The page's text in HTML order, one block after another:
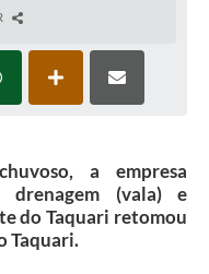
a empresa
drenagem (vala) e
do Taquari retomou
Taquari.